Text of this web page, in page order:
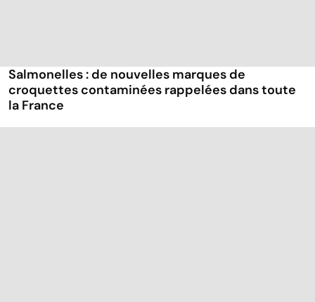
Salmonelles : de nouvelles marques de
croquettes contaminées rappelées dans toute
la France